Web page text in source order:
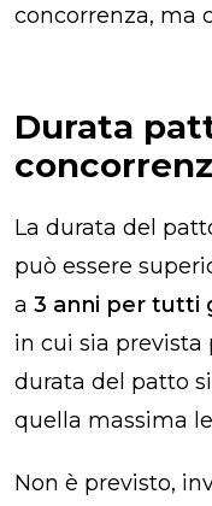
concorrenza, ma
Durata
La durata del
può essere
a 3 anni per tutti
in cui sia prevista
durata del patto
quella massima
Non è previsto,